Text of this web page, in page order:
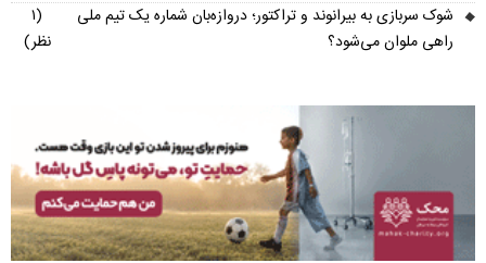
شوک سربازی به بیرانوند و تراکتور؛ دروازه‌بان شماره یک تیم ملی
راهی ملوان می‌شود؟
(۱
نظر)